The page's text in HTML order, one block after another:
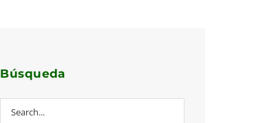
Búsqueda